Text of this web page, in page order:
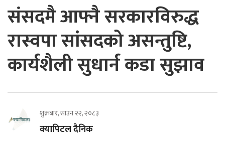
संसदमै आफ्नै सरकारविरुद्ध
रास्वपा सांसदको असन्तुष्टि,
कार्यशैली सुधार्न कडा सुझाव
शुक्रबार, साउन २२, २०८३
क्यापिटल दैनिक